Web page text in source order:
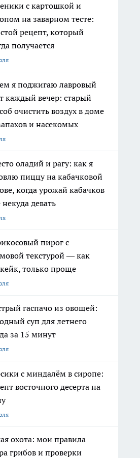
с картошкой и
на заварном тесте:
рецепт, который
получается
я поджигаю лавровый
каждый вечер: старый
очистить воздух в доме
и насекомых
оладий и рагу: как я
пиццу на кабачковой
когда урожай кабачков
девать
пирог с
текстурой — как
только проще
гаспачо из овощей:
суп для летнего
за 15 минут
с миндалём в сиропе:
восточного десерта на
охота: мои правила
грибов и проверки